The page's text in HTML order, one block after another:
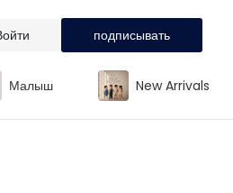
подписывать
Малыш New Arrivals